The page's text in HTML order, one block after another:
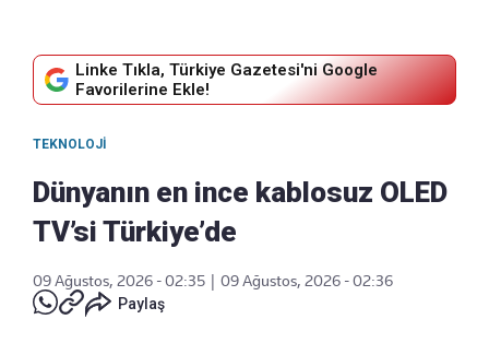
Linke Tıkla, Türkiye Gazetesi'ni Google
Favorilerine Ekle!
TEKNOLOJI
Dünyanın en ince kablosuz OLED
TV’si Türkiye’de
09 Ağustos, 2026 - 02:35
09 Ağustos, 2026 - 02:36
Paylaş